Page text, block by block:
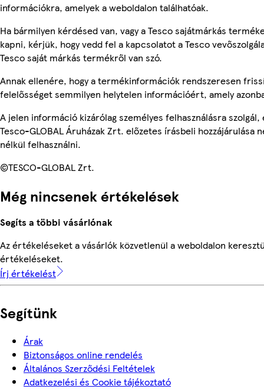
információkra, amelyek a weboldalon találhatóak.
Ha bármilyen kérdésed van, vagy a Tesco sajátmárkás
kapni, kérjük, hogy vedd fel a kapcsolatot a Tesco
Tesco saját márkás termékről van szó.
Annak ellenére, hogy a termékinformációk rendszeresen
felelősséget semmilyen helytelen információért, amely
A jelen információ kizárólag személyes felhasználásra
Tesco-GLOBAL Áruházak Zrt. előzetes írásbeli hozzájárulása
nélkül felhasználni.
©TESCO-GLOBAL Zrt.
Még nincsenek értékelések
Segíts a többi vásárlónak
Az értékeléseket a vásárlók közvetlenül a weboldalon
értékeléseket.
Írj értékelést
Segítünk
Árak
Biztonságos online rendelés
Általános Szerződési Feltételek
Adatkezelési és Cookie tájékoztató